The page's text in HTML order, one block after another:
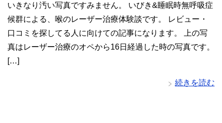
いきなり汚い写真ですみません。 いびき&睡眠時無呼吸症
候群による、喉のレーザー治療体験談です。 レビュー・
口コミを探してる人に向けての記事になります。 上の写
真はレーザー治療のオペから16日経過した時の写真です。
[…]
続きを読む